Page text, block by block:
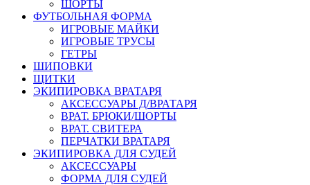
ШОРТЫ
ФУТБОЛЬНАЯ ФОРМА
ИГРОВЫЕ МАЙКИ
ИГРОВЫЕ ТРУСЫ
ГЕТРЫ
ШИПОВКИ
ЩИТКИ
ЭКИПИРОВКА ВРАТАРЯ
АКСЕССУАРЫ Д/ВРАТАРЯ
ВРАТ. БРЮКИ/ШОРТЫ
ВРАТ. СВИТЕРА
ПЕРЧАТКИ ВРАТАРЯ
ЭКИПИРОВКА ДЛЯ СУДЕЙ
АКСЕССУАРЫ
ФОРМА ДЛЯ СУДЕЙ